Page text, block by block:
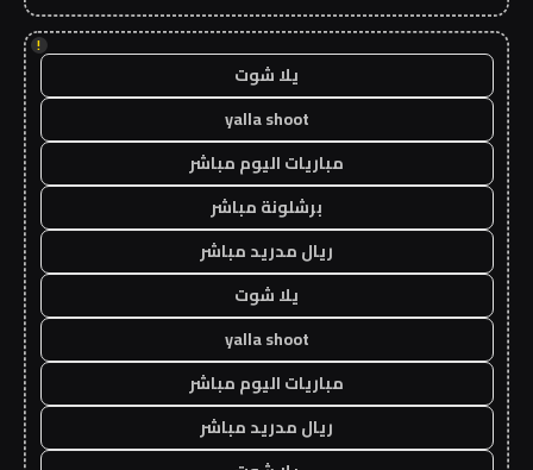
!
يلا شوت
yalla shoot
مباريات اليوم مباشر
برشلونة مباشر
ريال مدريد مباشر
يلا شوت
yalla shoot
مباريات اليوم مباشر
ريال مدريد مباشر